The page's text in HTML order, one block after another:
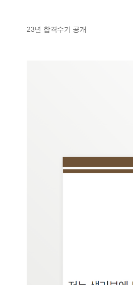
23년 합격수기 공개